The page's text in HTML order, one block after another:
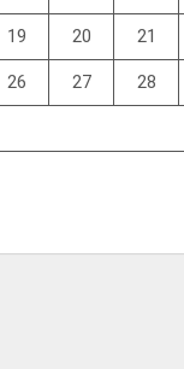
19 20 21
26 27 28